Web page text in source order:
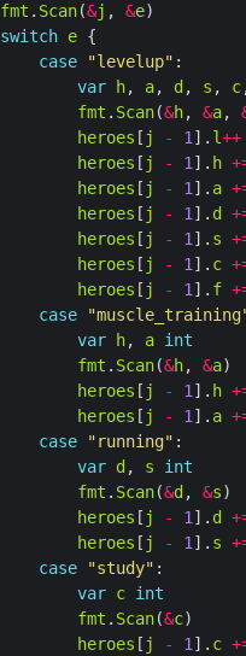
fmt . Scan(&j , &e
switch e
case
"levelup"
var
h, a, d , s , c
fmt . Scan(&h, &a,
heroes [ j - 1 ]. l++
heroes [ j - 1 ]. h
heroes [ j - 1 ]. a
heroes [ j - 1 ]. d
heroes [ j - 1 ]. s
heroes [ j - 1 ]. c
heroes [ j - 1 ]. f
case
var
h, a int
fmt . Scan(&h, &a
heroes [ j - 1 ]. h
heroes [ j - 1 ]. a
case
"running"
var d , s
int
fmt . Scan(&d , &s
heroes [ j - 1 ]. d
heroes [ j - 1 ]. s
case
"study"
var c int
fmt . Scan(&c
heroes [ j - 1 ]. c